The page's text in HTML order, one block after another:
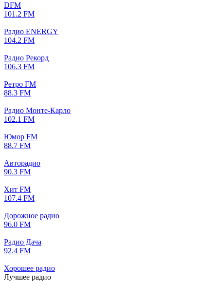
DFM
101.2 FM
Радио ENERGY
104.2 FM
Радио Рекорд
106.3 FM
Ретро FM
88.3 FM
Радио Монте-Карло
102.1 FM
Юмор FM
88.7 FM
Авторадио
90.3 FM
Хит FM
107.4 FM
Дорожное радио
96.0 FM
Радио Дача
92.4 FM
Хорошее радио
Лучшее радио